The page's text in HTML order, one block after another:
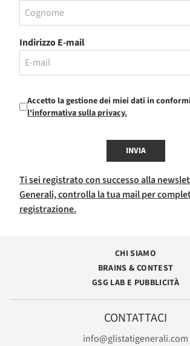
Indirizzo E-mail
Accetto la gestione dei miei dati in
l'informativa sulla privacy.
INVIA
Ti sei registrato con successo alla
Generali, controlla la tua mail per
registrazione.
CHI SIAMO
BRAINS & CONTEST
GSG LAB E PUBBLICITÀ
CONTATTACI
info@glistatigenerali.com